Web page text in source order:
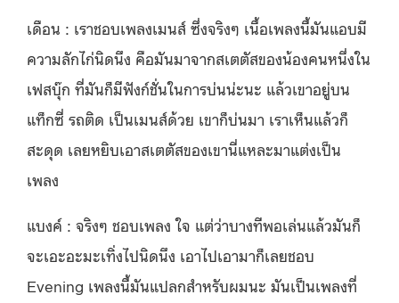
เดือน : เราชอบเพลงเมนส์ ซึ่งจริงๆ เนื้อเพลงนี้มันแอบมี
ความลักไก่นิดนึง คือมันมาจากสเตตัสของน้องคนหนึ่งใน
เฟสบุ๊ก ที่มันก็มีฟังก์ชั่นในการบ่นน่ะนะ แล้วเขาอยู่บน
แท็กซี่ รถติด เป็นเมนส์ด้วย เขาก็บ่นมา เราเห็นแล้วก็
สะดุด เลยหยิบเอาสเตตัสของเขานี่แหละมาแต่งเป็น
เพลง
แบงค์ : จริงๆ ชอบเพลง ใจ แต่ว่าบางทีพอเล่นแล้วมันก็
จะเอะอะมะเทิ่งไปนิดนึง เอาไปเอามาก็เลยชอบ
Evening เพลงนี้มันแปลกสำหรับผมนะ มันเป็นเพลงที่